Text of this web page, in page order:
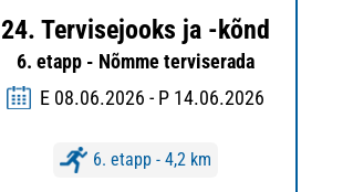
24. Tervisejooks ja -kõnd
6. etapp - Nõmme terviserada
E 08.06.2026 - P 14.06.2026
6. etapp - 4,2 km